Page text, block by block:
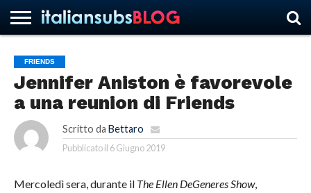
HOME
NEWS
ASCOLTI
RECENSIONI
INTERVISTE
CURIOSITÀ
CHI
SIAMO
CONTATTACI
FORUM
ITALIANSUBS
FRIENDS
Jennifer Aniston è favorevole
a una reunion di Friends
Scritto da Bettaro
Pubblicato il 6 Giugno 2019
Mercoledì sera, durante il The Ellen DeGeneres Show,